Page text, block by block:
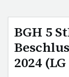
BGH 5
2024